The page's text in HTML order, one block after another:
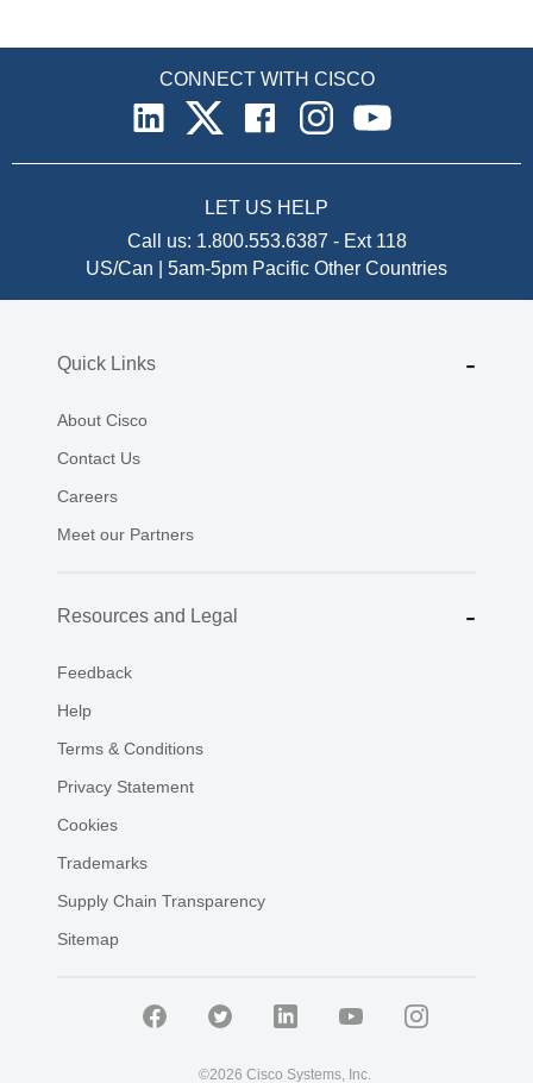
CONNECT WITH CISCO
LET US HELP
Call us: 1.800.553.6387 - Ext 118
US/Can | 5am-5pm Pacific Other Countries